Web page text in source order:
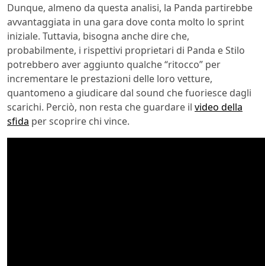
Dunque, almeno da questa analisi, la Panda partirebbe
avvantaggiata in una gara dove conta molto lo sprint
iniziale. Tuttavia, bisogna anche dire che,
probabilmente, i rispettivi proprietari di Panda e Stilo
potrebbero aver aggiunto qualche “ritocco” per
incrementare le prestazioni delle loro vetture,
quantomeno a giudicare dal sound che fuoriesce dagli
scarichi. Perciò, non resta che guardare il video della
sfida per scoprire chi vince.